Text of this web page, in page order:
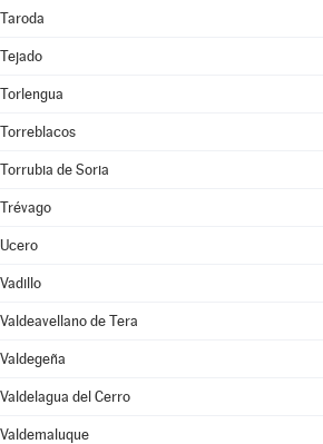
Taroda
Tejado
Torlengua
Torreblacos
Torrubia de Soria
Trévago
Ucero
Vadillo
Valdeavellano de Tera
Valdegeña
Valdelagua del Cerro
Valdemaluque